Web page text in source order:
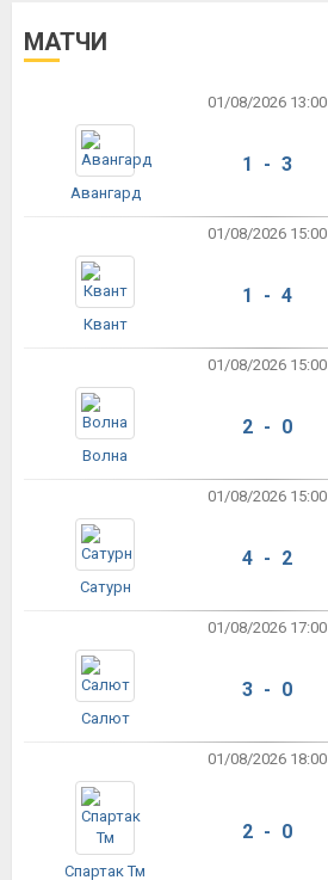
МАТЧИ
01/08/2026 13:00
Авангард
1 - 3
01/08/2026 15:00
Квант
1 - 4
01/08/2026 15:00
Волна
2 - 0
01/08/2026 15:00
Сатурн
4 - 2
01/08/2026 17:00
Салют
3 - 0
01/08/2026 18:00
Спартак Тм
2 - 0